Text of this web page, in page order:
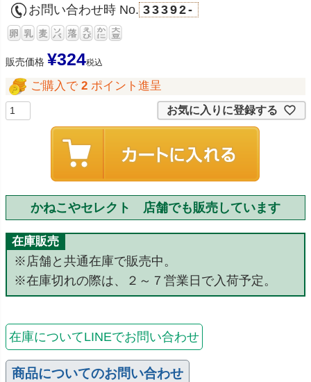
お問い合わせ時 No. 33392-
販売価格 ¥324税込
ご購入で 2 ポイント進呈
お気に入りに登録する
かねこやセレクト 店舗でも販売しています
在庫販売
※店舗と共通在庫で販売中。
※在庫切れの際は、２～７営業日で入荷予定。
在庫についてLINEでお問い合わせ
商品についてのお問い合わせ